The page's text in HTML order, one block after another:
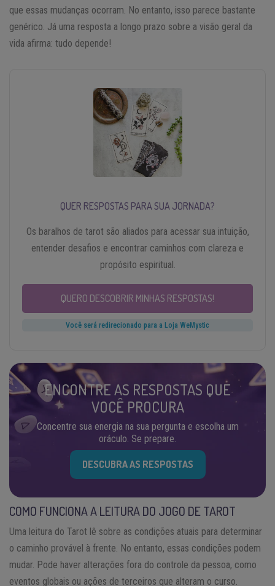
que essas mudanças ocorram. No entanto, isso parece bastante
genérico. Já uma resposta a longo prazo sobre a visão geral da
vida afirma: tudo depende!
QUER RESPOSTAS PARA SUA JORNADA?
Os baralhos de tarot são aliados para acessar sua intuição,
entender desafios e encontrar caminhos com clareza e
propósito espiritual.
QUERO DESCOBRIR MINHAS RESPOSTAS!
Você será redirecionado para a Loja WeMystic
ENCONTRE AS RESPOSTAS QUE
VOCÊ PROCURA
Concentre sua energia na sua pergunta e escolha um
oráculo. Se prepare.
DESCUBRA AS RESPOSTAS
COMO FUNCIONA A LEITURA DO JOGO DE TAROT
Uma leitura do Tarot lê sobre as condições atuais para determinar
o caminho provável à frente. No entanto, essas condições podem
mudar. Pode haver alterações fora do controle da pessoa, como
eventos globais ou ações de terceiros que alteram o curso.